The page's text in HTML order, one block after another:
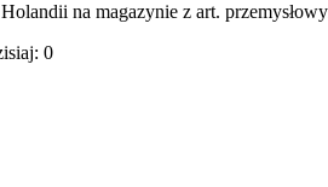
na magazynie z art.
0